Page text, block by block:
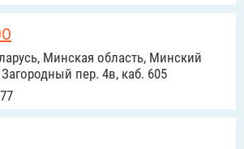
Минская область, Минский
пер. 4в, каб. 605